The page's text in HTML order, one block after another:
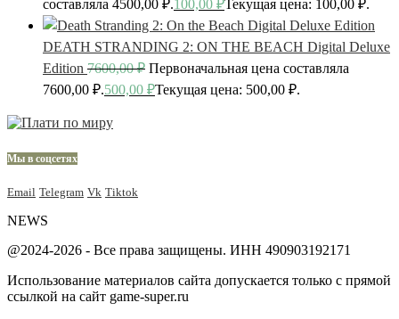
составляла 4500,00 ₽.100,00 ₽Текущая цена: 100,00 ₽.
DEATH STRANDING 2: ON THE BEACH Digital Deluxe
Edition 7600,00₽ Первоначальная цена составляла
7600,00 ₽.500,00 ₽Текущая цена: 500,00 ₽.
Мы в соцсетях
Email Telegram Vk Tiktok
NEWS
@2024-2026 - Все права защищены. ИНН 490903192171
Использование материалов сайта допускается только с прямой
ссылкой на сайт game-super.ru